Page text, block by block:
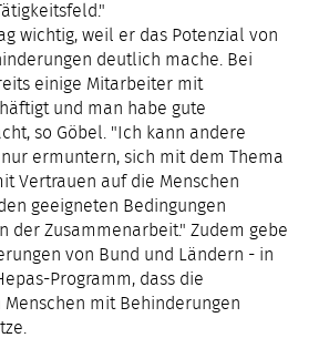
wichtig, weil er das Potenzial von
deutlich mache. Bei
einige Mitarbeiter mit
und man habe gute
so Göbel. "Ich kann andere
ermuntern, sich mit dem Thema
Vertrauen auf die Menschen
geeigneten Bedingungen
der Zusammenarbeit." Zudem gebe
von Bund und Ländern - in
Programm, dass die
Menschen mit Behinderungen